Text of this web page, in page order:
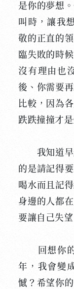
是你的夢想
叫時，讓我
敬的正直的
臨失敗的時
沒有理由也
後、你需要
比較，因為
跌跌撞撞才是
我知道早
的是請記得
喝水而且記
身邊的人都
要讓自己失望
回想你的
年，我會變
憾？希望你